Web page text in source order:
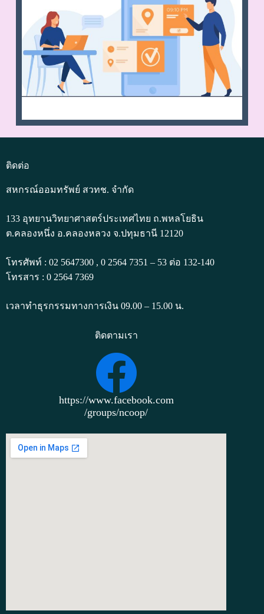
ติดต่อ
สหกรณ์ออมทรัพย์ สวทช. จำกัด
133 อุทยานวิทยาศาสตร์ประเทศไทย ถ.พหลโยธิน
ต.คลองหนึ่ง อ.คลองหลวง จ.ปทุมธานี 12120
โทรศัพท์ : 02 5647300 , 0 2564 7351 – 53 ต่อ 132-140
โทรสาร : 0 2564 7369
เวลาทำธุรกรรมทางการเงิน 09.00 – 15.00 น.
ติดตามเรา
https://www.facebook.com
/groups/ncoop/